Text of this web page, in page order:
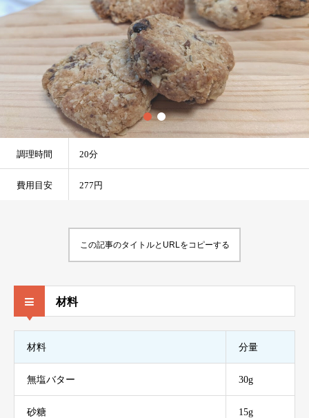
調理時間 20分
費用目安 277円
この記事のタイトルとURLをコピーする
材料
材料 分量
無塩バター 30g
砂糖 15g